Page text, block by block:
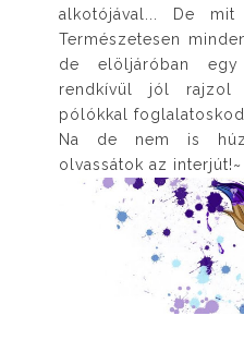
alkotójával... De
Természetesen
de elöljáróban
rendkívül jól rajzol
pólókkal
Na de nem is
olvassátok az interjút!~